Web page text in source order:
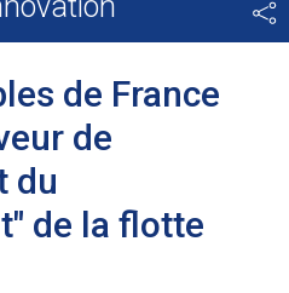
de France
de
du
de la flotte